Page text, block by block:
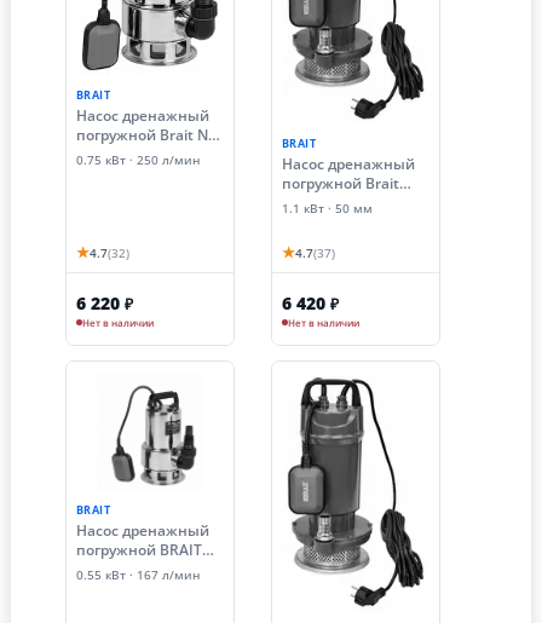
BRAIT
Насос дренажный
погружной Brait ND-
1100DS (1100Вт, для
0.75 кВт · 250 л/мин
★4.7(32)
6 220 ₽
Нет в наличии
BRAIT
Насос дренажный
погружной Brait
NDF-1100G (1.1 кВт,
1.1 кВт · 50 мм
★4.7(37)
6 420 ₽
Нет в наличии
BRAIT
Насос дренажный
погружной BRAIT
NPD- 550DS ( для
0.55 кВт · 167 л/мин